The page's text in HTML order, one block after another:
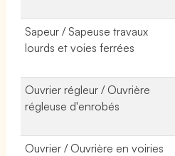
Sapeur / Sapeuse travaux
lourds et voies ferrées
Ouvrier régleur / Ouvrière
régleuse d'enrobés
Ouvrier / Ouvrière en voiries